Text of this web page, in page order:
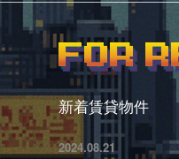
FOR
新着賃貸物件
2024.08.21